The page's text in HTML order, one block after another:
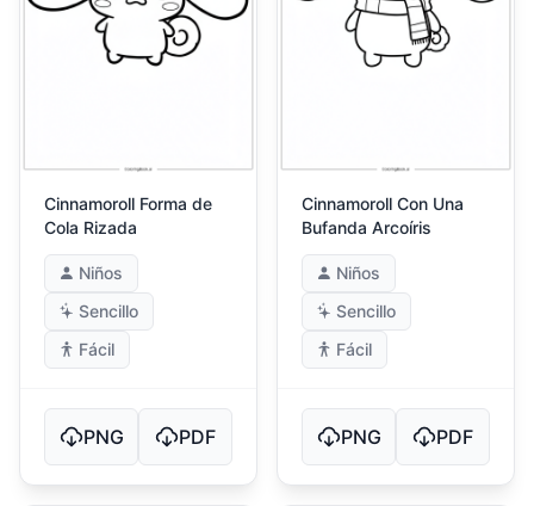
Cinnamoroll Forma de
Cola Rizada
Niños
Sencillo
Fácil
PNG PDF
Cinnamoroll Con Una
Bufanda Arcoíris
Niños
Sencillo
Fácil
PNG PDF